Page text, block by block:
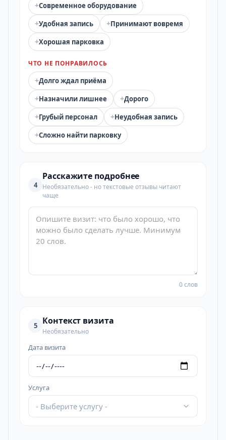
+Современное оборудование
+Удобная запись +Принимают вовремя
+Хорошая парковка
ЧТО НЕ ПОНРАВИЛОСЬ
+Долго ждал приёма
+Назначили лишнее +Дорого
+Грубый персонал +Неудобная запись
+Сложно найти парковку
4
Расскажите подробнее
Необязательно - но текстовые отзывы читают
чаще
0 слов
5 Контекст визита
Необязательно
Дата визита
Услуга
- Выберите услугу -